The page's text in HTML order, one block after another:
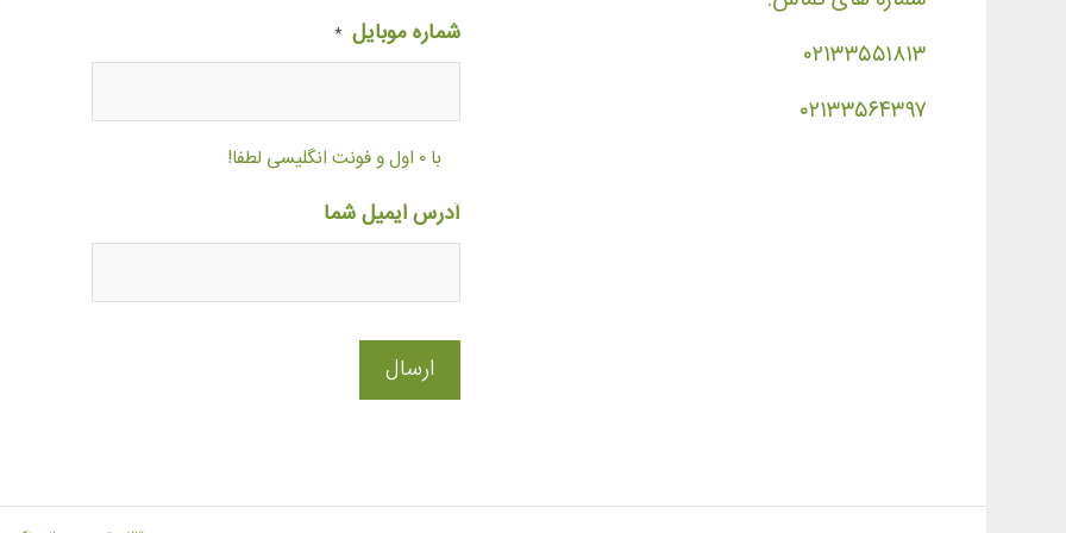
۰۲۱۳۳۵۵۱۸۱۳
۰۲۱۳۳۵۶۴۳۹۷
شماره موبایل *
با ۰ اول و فونت انگلیسی لطفا!
آدرس ایمیل شما